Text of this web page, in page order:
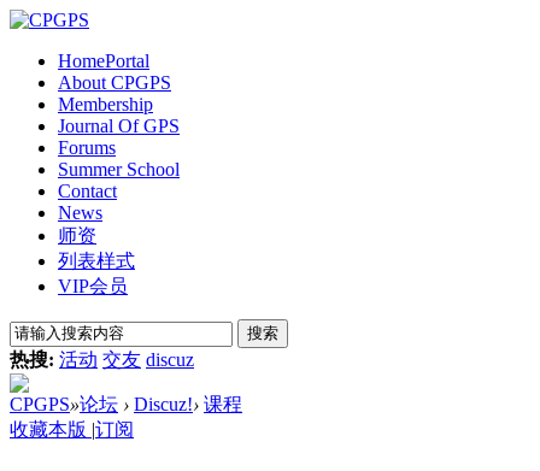
HomePortal
About CPGPS
Membership
Journal Of GPS
Forums
Summer School
Contact
News
师资
列表样式
VIP会员
搜索
热搜: 活动 交友 discuz
CPGPS»论坛 › Discuz!› 课程
收藏本版 |订阅